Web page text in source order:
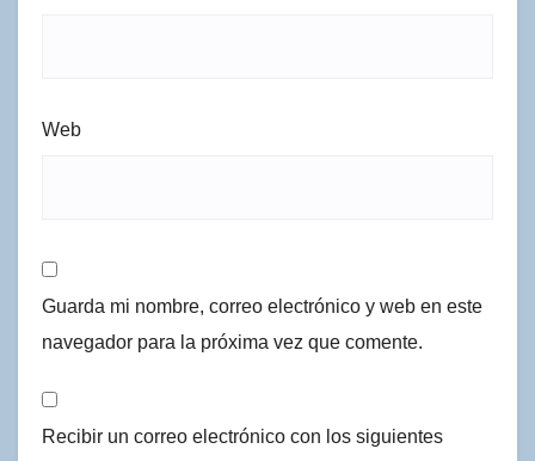
Web
Guarda mi nombre, correo electrónico y web en este
navegador para la próxima vez que comente.
Recibir un correo electrónico con los siguientes